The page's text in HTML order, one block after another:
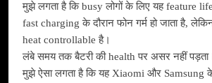
मुझे लगता है कि busy लोगों के लिए यह feature
fast charging के दौरान फोन गर्म हो जाता है,
heat controllable है।
लंबे समय तक बैटरी की health पर असर नहीं
मुझे ऐसा लगता है कि यह Xiaomi और